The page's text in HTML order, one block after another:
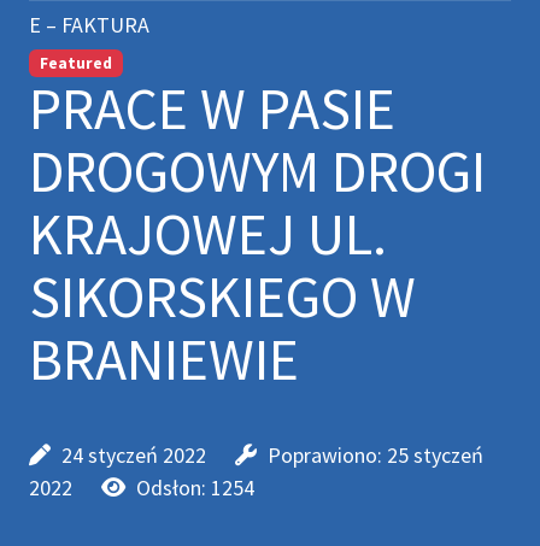
E – FAKTURA
Featured
PRACE W PASIE
DROGOWYM DROGI
KRAJOWEJ UL.
SIKORSKIEGO W
BRANIEWIE
24 styczeń 2022
Poprawiono: 25 styczeń
2022
Odsłon: 1254